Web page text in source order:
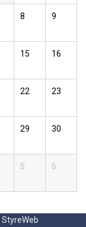
8 9
15 16
22 23
29 30
5 6
StyreWeb